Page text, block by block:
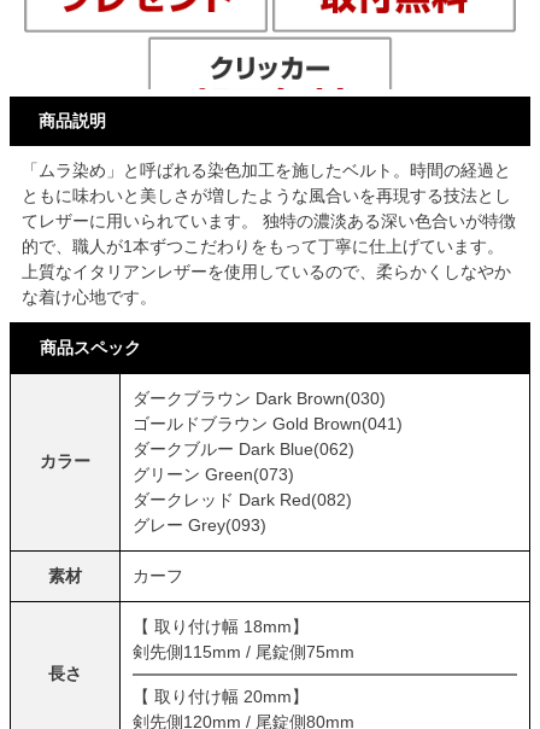
商品説明
「ムラ染め」と呼ばれる染色加工を施したベルト。時間の経過と
ともに味わいと美しさが増したような風合いを再現する技法とし
てレザーに用いられています。 独特の濃淡ある深い色合いが特徴
的で、職人が1本ずつこだわりをもって丁寧に仕上げています。
上質なイタリアンレザーを使用しているので、柔らかくしなやか
な着け心地です。
商品スペック
カラー
ダークブラウン Dark Brown(030)
ゴールドブラウン Gold Brown(041)
ダークブルー Dark Blue(062)
グリーン Green(073)
ダークレッド Dark Red(082)
グレー Grey(093)
素材 カーフ
長さ
【 取り付け幅 18mm】
剣先側115mm / 尾錠側75mm
【 取り付け幅 20mm】
剣先側120mm / 尾錠側80mm